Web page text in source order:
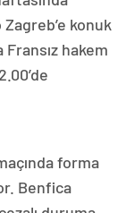
konuk
Fransız hakem
forma
Benfica